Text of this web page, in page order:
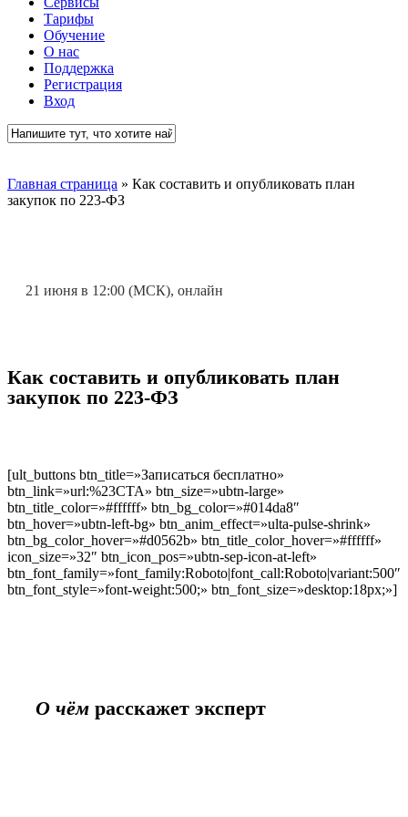
Тарифы
Обучение
О нас
Поддержка
Регистрация
Вход
Главная страница » Как составить и опубликовать план
закупок по 223-ФЗ
21 июня в 12:00 (МСК), онлайн
Как составить и опубликовать план
закупок по 223-ФЗ
[ult_buttons btn_title=»Записаться бесплатно»
btn_link=»url:%23CTA» btn_size=»ubtn-large»
btn_title_color=»#ffffff» btn_bg_color=»#014da8″
btn_hover=»ubtn-left-bg» btn_anim_effect=»ulta-pulse-shrink»
btn_bg_color_hover=»#d0562b» btn_title_color_hover=»#ffffff»
icon_size=»32″ btn_icon_pos=»ubtn-sep-icon-at-left»
btn_font_family=»font_family:Roboto|font_call:Roboto|variant:500″
btn_font_style=»font-weight:500;» btn_font_size=»desktop:18px;»]
О чём расскажет эксперт